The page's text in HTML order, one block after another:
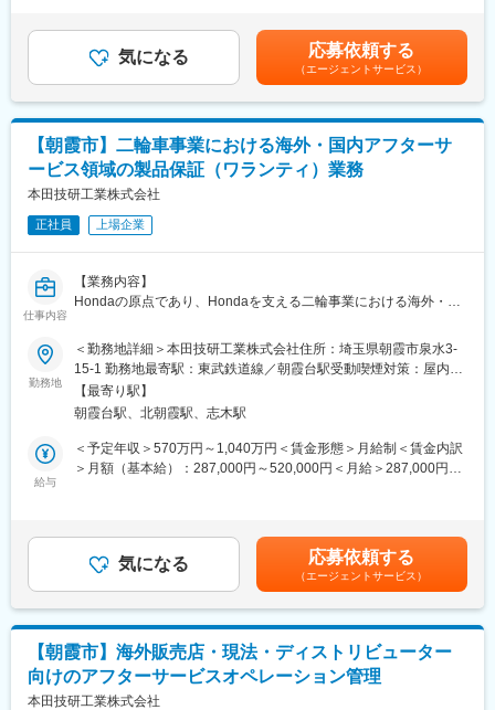
変更の範囲：会社の定める業務
た、業務の仕組み構築やDXツール活用による業務改善の推進も役
割の一つとして期待しています。海外営業としての経験を積んだ
後、国内営業を含めたグループ全体を率いるリーダーとして活躍
1）二輪レース車両販売の海外営業（部品含む）
└グローバルに拡大するレース車両販売ビジネスを円滑に進める
ため、受発注および輸出入管理を推進
└HRCおよび物流業者と連携し、関係者との円滑な情報連携を推
進
2）海外ビジネス強化に向けた計画立案、推進
└海外ビジネス拡大に向けて、HRCおよび海外現地法人と連携
し、販売網の構築を推進
└ビジネス拡大に向けて、車両や部品の受発注、管理業務の改善
を推進
※専門性や適性、会社ニーズなどを踏まえ、会社が定める業務への
配置転換を命じる場合があります。
■魅力・やりがい：
グローバルのモータースポーツに不可欠な車両や部品の販売に関
い」という想いを尊重する風土があり、未知の領域への挑戦や新
たな価値創出をチームで支援します。年齢や経歴を問わず主体性
やリーダーシップを発揮できる点も魅力です。
変更の範囲：専門性や適性、会社ニーズなどを踏まえ、会社が定
める業務への配置転換を命じる場合があります。
上下する可能性があります。月給(月額)は固定手当を含めた表記で
す。
気になる 応募依頼する
（エージェントサービス）
【朝霞市】二輪車事業における海外・国内アフターサ
ービス領域の製品保証（ワランティ）業務
本田技研工業株式会社
正社員 上場企業
仕事内容
【業務内容】
Hondaの原点であり、Hondaを支える二輪事業における海外・国
します。
「世界中の顧客に、期待を超えるアフターサービス体験を通じて
信頼を積み上げ、Honda製品が当たり前に選ばれ続ける世界を実
現する。」をビジョンに掲げ、「親切」「早い」「確実」「安
心」「便利」なアフターサービスを通じて使い続ける喜びを全て
の接点で提供し、顧客との繋がりを最大化することを目指してい
ます。
ビス業務のレベルアップを製品保証領域を中心に担っていただく
ポジションです。
2）社内関連部門と連携して現地法人・ディストリビューターのア
フターサービス業務を支援する
【魅力・やりがい】
勤務地
＜勤務地詳細＞本田技研工業株式会社住所：埼玉県朝霞市泉水3-
15-1 勤務地最寄駅：東武鉄道線／朝霞台駅受動喫煙対策：屋内全
面禁煙変更の範囲：会社の定める事業所（リモートワーク含む）
【最寄り駅】
朝霞台駅、北朝霞駅、志木駅
給与
＜予定年収＞570万円～1,040万円＜賃金形態＞月給制＜賃金内訳
＞月額（基本給）：287,000円～520,000円＜月給＞287,000円～
上下する可能性があります。月給(月額)は固定手当を含めた表記で
す。
気になる 応募依頼する
（エージェントサービス）
【朝霞市】海外販売店・現法・ディストリビューター
向けのアフターサービスオペレーション管理
本田技研工業株式会社